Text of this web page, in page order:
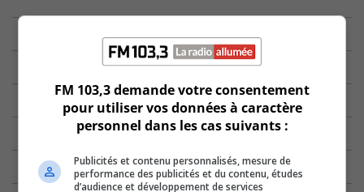
FM 103,3 demande votre consentement
pour utiliser vos données à caractère
personnel dans les cas suivants :
Publicités et contenu personnalisés, mesure de
performance des publicités et du contenu, études
d’audience et développement de services